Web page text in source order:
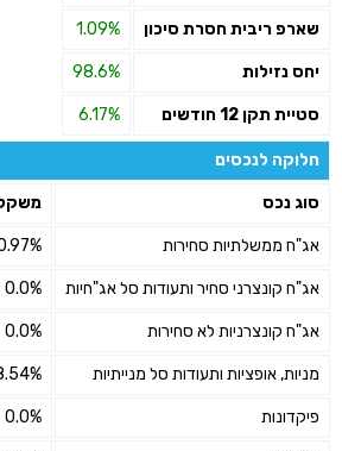
שארפ ריבית חסרת סיכון 1.09%
יחס נזילות 98.6%
סטיית תקן 12 חודשים 6.17%
חלוקה לנכסים
סוג נכס
אג"ח ממשלתיות סחירות
אג"ח קונצרני סחיר ותעודות סל אג"חיות 0.0%
אג"ח קונצרניות לא סחירות 0.0%
מניות, אופציות ותעודות סל מנייתיות
פיקדונות 0.0%